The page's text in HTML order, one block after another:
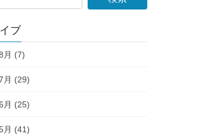
ブ
月 (7)
月 (29)
月 (25)
月 (41)